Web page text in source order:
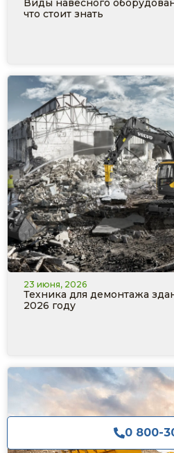
Виды навесного
что стоит знать
23 июня, 2026
Техника для демонтажа
2026 году
0 800-